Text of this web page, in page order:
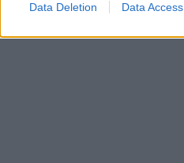
Data Deletion Data Access